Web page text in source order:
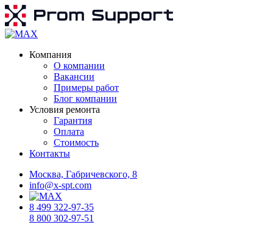
Компания
О компании
Вакансии
Примеры работ
Блог компании
Условия ремонта
Гарантия
Оплата
Стоимость
Контакты
Москва, Габричевского, 8
info@x-spt.com
8 499 322-97-35
8 800 302-97-51